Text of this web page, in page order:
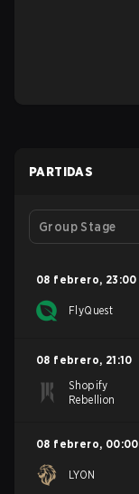
PARTIDAS
Group Stage
08 febrero, 23:00
FlyQuest
08 febrero, 21:10
Shopify
Rebellion
08 febrero, 00:00
LYON